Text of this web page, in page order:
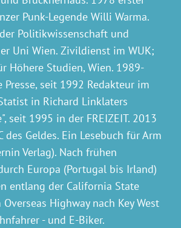
Punk-Legende Willi Warma.
Politikwissenschaft und
Uni Wien. Zivildienst im WUK;
Höhere Studien, Wien. 1989-
seit 1992 Redakteur im
in Richard Linklaters
seit 1995 in der FREIZEIT. 2013
des Geldes. Ein Lesebuch für Arm
Verlag). Nach frühen
Europa (Portugal bis Irland)
entlang der California State
Highway nach Key West
- und E-Biker.